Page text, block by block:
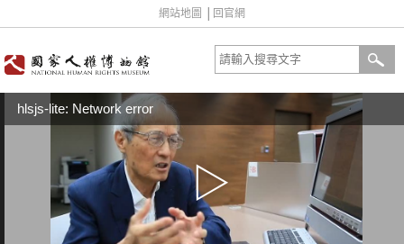
網站地圖 回官網
hlsjs-lite: Network error